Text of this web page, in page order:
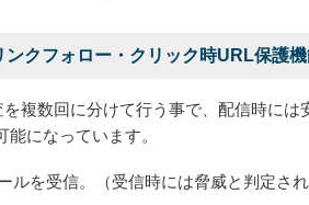
ンクフォロー・クリック時URL保護
複数回に分けて行う事で、配信時に
能になっています。
ルを受信。（受信時には脅威と判定され